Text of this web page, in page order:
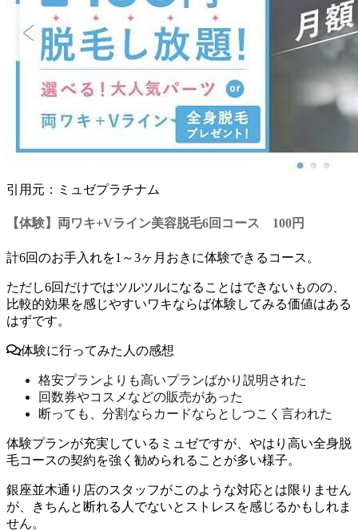
引用元：ミュゼプラチナム
【体験】両ワキ+Vライン美容脱毛6回コース 100円
計6回のお手入れを1～3ヶ月おきに体験できるコース。
ただし6回だけではツルツルになることはできないものの、
比較的効果を感じやすいワキならば体験してみる価値はある
はずです。
体験に行ってみた人の感想
格安プランよりも高いプランばかり説明された
回数券やコスメなどの販売があった
断っても、分割ならカードならとしつこく言われた
体験プランが充実しているミュゼですが、やはり 高い全身脱
毛コースの契約を強く勧められることが多い様子。
銀座並木通り店のスタッフがこのような対応とは限りません
が、きちんと断れる人でないとストレスを感じるかもしれま
せん。